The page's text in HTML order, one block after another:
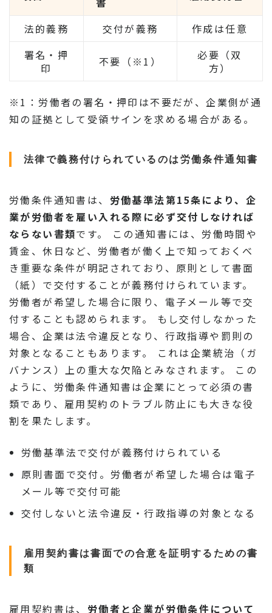
法的義務 交付が義務
作成は任意
署名・押
印
不要（※1）
必要（双
方）
※1：労働者の署名・押印は不要だが、企業側が通
知の証拠として受領サインを求める場合がある。
法律で義務付けられているのは労働条件通知書
労働条件通知書は、 労働基準法第15条により、企
業が労働者を雇い入れる際に必ず交付しなければ
ならない書類です。 この通知書には、労働時間や
賃金、休日など、労働者が働く上で知っておくべ
き重要な条件が明記されており、原則として書面
（紙）で交付することが義務付けられています。
労働者が希望した場合に限り、電子メール等で交
付することも認められます。 もし交付しなかった
場合、企業は法令違反となり、行政指導や罰則の
対象となることもあります。 これは企業統治（ガ
バナンス）上の重大な欠陥とみなされます。 この
ように、労働条件通知書は企業にとって必須の書
類であり、雇用契約のトラブル防止にも大きな役
割を果たします。
労働基準法で交付が義務付けられている
原則書面で交付。労働者が希望した場合は電子
メール等で交付可能
交付しないと法令違反・行政指導の対象となる
雇用契約書は書面での合意を証明するための書
類
雇用契約書は、 労働者と企業が労働条件について